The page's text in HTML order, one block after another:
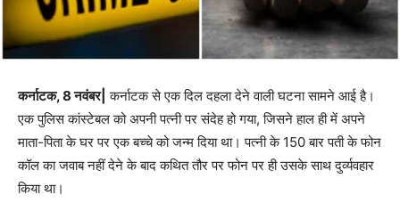
कर्नाटक, 8 नवंबर| कर्नाटक से एक दिल दहला देने वाली घटना सामने आई है।
एक पुलिस कांस्टेबल को अपनी पत्नी पर संदेह हो गया, जिसने हाल ही में अपने
माता-पिता के घर पर एक बच्चे को जन्म दिया था। पत्नी के 150 बार पती के फोन
कॉल का जवाब नहीं देने के बाद कथित तौर पर फोन पर ही उसके साथ दुर्व्यवहार
किया था।